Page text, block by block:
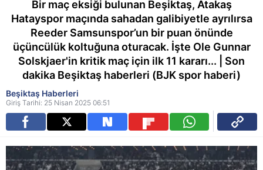
Bir maç eksiği bulunan Beşiktaş, Atakaş
Hatayspor maçında sahadan galibiyetle ayrılırsa
Reeder Samsunspor’un bir puan önünde
üçüncülük koltuğuna oturacak. İşte Ole Gunnar
Solskjaer'in kritik maç için ilk 11 kararı... | Son
dakika Beşiktaş haberleri (BJK spor haberi)
Beşiktaş Haberleri
Giriş Tarihi: 25 Nisan 2025 06:51